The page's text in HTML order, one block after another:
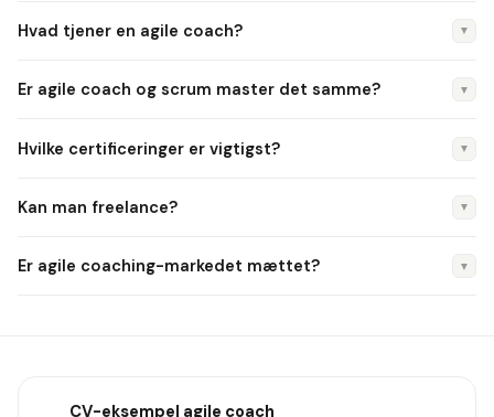
Hvad tjener en agile coach? ▼
coaches: 70.000–85.000 kr./md.
Er agile coach og scrum master det samme? ▼
arbejder på tværs af teams og coacher ledere og
Hvilke certificeringer er vigtigst? ▼
III), ICF ACC/PCC.
Kan man freelance? ▼
for erfarne coaches.
Er agile coaching-markedet mættet? ▼
CV-eksempel agile coach